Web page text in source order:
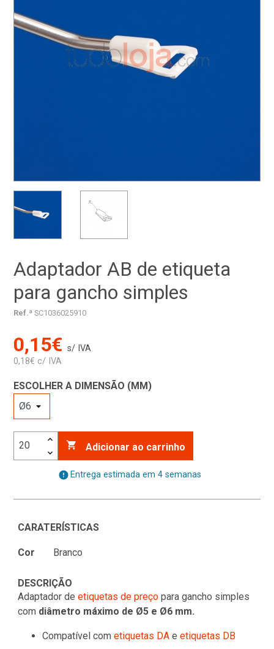
Adaptador AB de etiqueta
para gancho simples
Ref.ª SC1036025910
0,15€ s/ IVA
0,18€ c/ IVA
ESCOLHER A DIMENSÃO (MM)
 Adicionar ao carrinho
error Entrega estimada em 4 semanas
CARATERÍSTICAS
Cor Branco
DESCRIÇÃO
Adaptador de etiquetas de preçopara gancho simples
com diâmetro máximo de Ø5 e Ø6mm.
Compatível com etiquetas DAe etiquetas DB